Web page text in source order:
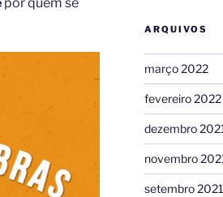
ARQUIVOS
março 2022
fevereiro 2022
dezembro
novembro
setembro 2021